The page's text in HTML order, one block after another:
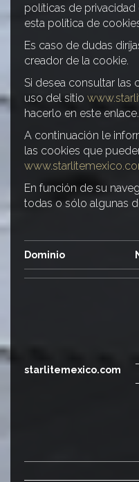
políticas de
esta política de
Es caso de dudas
creador de la cookie.
Si desea consultar
uso del sitio
hacerlo en este enlace.
A continuación le
las cookies que
En función de su
todas o sólo algunas
Dominio
starlitemexico.com